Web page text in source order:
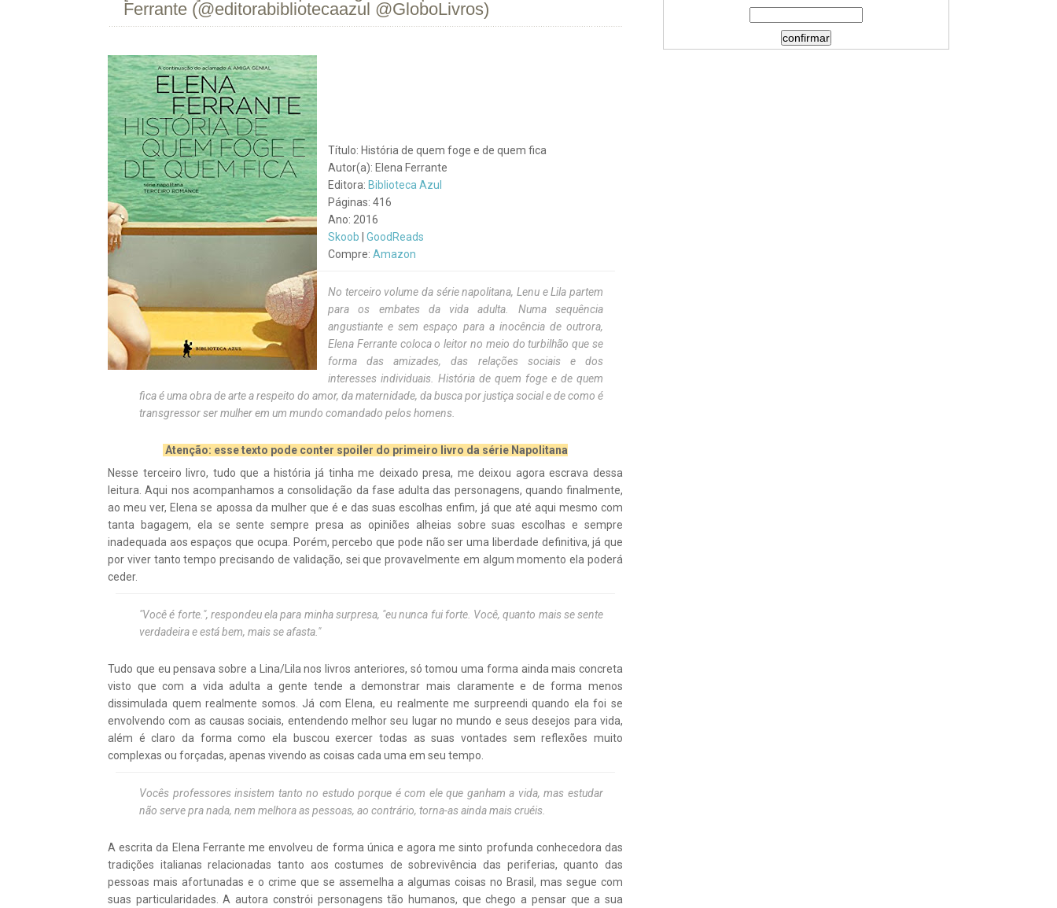
Ferrante (@editorabibliotecaazul @GloboLivros)
Título: História de quem foge e de quem fica
Autor(a): Elena Ferrante
Editora: Biblioteca Azul
Páginas: 416
Ano: 2016
Skoob
GoodReads
Compre: Amazon
No terceiro volume da série napolitana, Lenu e Lila partem
para os embates da vida adulta. Numa sequência
angustiante e sem espaço para a inocência de outrora,
Elena Ferrante coloca o leitor no meio do turbilhão que se
forma das amizades, das relações sociais e dos
interesses individuais. História de quem foge e de quem
fica é uma obra de arte a respeito do amor, da maternidade, da busca por justiça social e de como é
transgressor ser mulher em um mundo comandado pelos homens.
Atenção: esse texto pode conter spoiler do primeiro livro da série Napolitana
Nesse terceiro livro, tudo que a história já tinha me deixado presa, me deixou agora escrava dessa
leitura. Aqui nos acompanhamos a consolidação da fase adulta das personagens, quando finalmente,
ao meu ver, Elena se apossa da mulher que é e das suas escolhas enfim, já que até aqui mesmo com
tanta bagagem, ela se sente sempre presa as opiniões alheias sobre suas escolhas e sempre
inadequada aos espaços que ocupa. Porém, percebo que pode não ser uma liberdade definitiva, já que
por viver tanto tempo precisando de validação, sei que provavelmente em algum momento ela poderá
ceder.
"Você é forte.", respondeu ela para minha surpresa, "eu nunca fui forte. Você, quanto mais se sente
verdadeira e está bem, mais se afasta."
Tudo que eu pensava sobre a Lina/Lila nos livros anteriores, só tomou uma forma ainda mais concreta
visto que com a vida adulta a gente tende a demonstrar mais claramente e de forma menos
dissimulada quem realmente somos. Já com Elena, eu realmente me surpreendi quando ela foi se
envolvendo com as causas sociais, entendendo melhor seu lugar no mundo e seus desejos para vida,
além é claro da forma como ela buscou exercer todas as suas vontades sem reflexões muito
complexas ou forçadas, apenas vivendo as coisas cada uma em seu tempo.
Vocês professores insistem tanto no estudo porque é com ele que ganham a vida, mas estudar
não serve pra nada, nem melhora as pessoas, ao contrário, torna-as ainda mais cruéis.
A escrita da Elena Ferrante me envolveu de forma única e agora me sinto profunda conhecedora das
tradições italianas relacionadas tanto aos costumes de sobrevivência das periferias, quanto das
pessoas mais afortunadas e o crime que se assemelha a algumas coisas no Brasil, mas segue com
suas particularidades. A autora constrói personagens tão humanos, que chego a pensar que a sua